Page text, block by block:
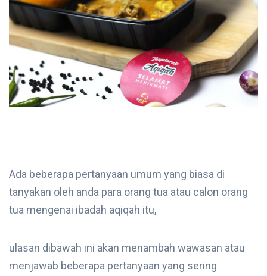
Ada beberapa pertanyaan umum yang biasa di
tanyakan oleh anda para orang tua atau calon orang
tua mengenai ibadah aqiqah itu,
ulasan dibawah ini akan menambah wawasan atau
menjawab beberapa pertanyaan yang sering